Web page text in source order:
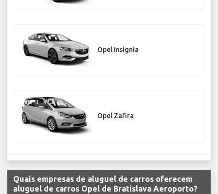
Opel Insignia
Opel Zafira
Quais empresas de aluguel de carros oferecem
aluguel de carros Opel de Bratislava Aeroporto?